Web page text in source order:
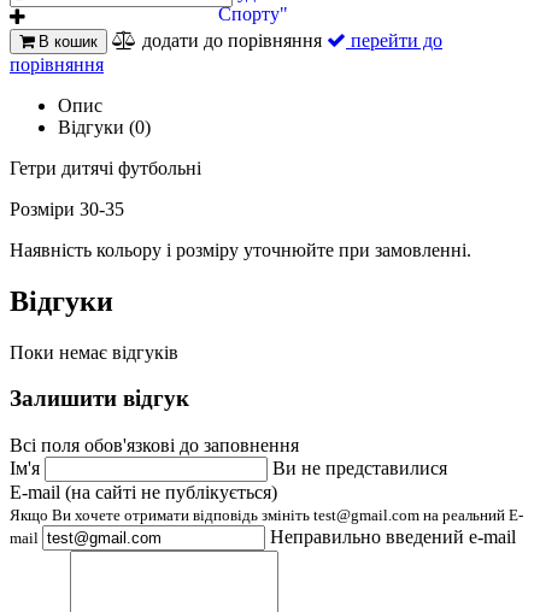
В кошик додати до порівняння
перейти до
порівняння
Опис
Відгуки (0)
Гетри дитячі футбольні
Розміри 30-35
Наявність кольору і розміру уточнюйте при замовленні.
Відгуки
Поки немає відгуків
Залишити відгук
Всі поля обов'язкові до заповнення
Ім'я
Ви не представилися
E-mail (на сайті не публікується)
Якщо Ви хочете отримати відповідь змініть test@gmail.com на реальний E-
mail
Неправильно введений e-mail